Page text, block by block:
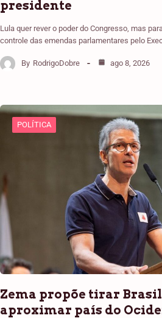
presidente
Lula quer rever o poder do Congresso, mas
controle das emendas parlamentares pelo
By RodrigoDobre ago 8, 2026
POLÍTICA
Zema propõe tirar Brasil
aproximar país do